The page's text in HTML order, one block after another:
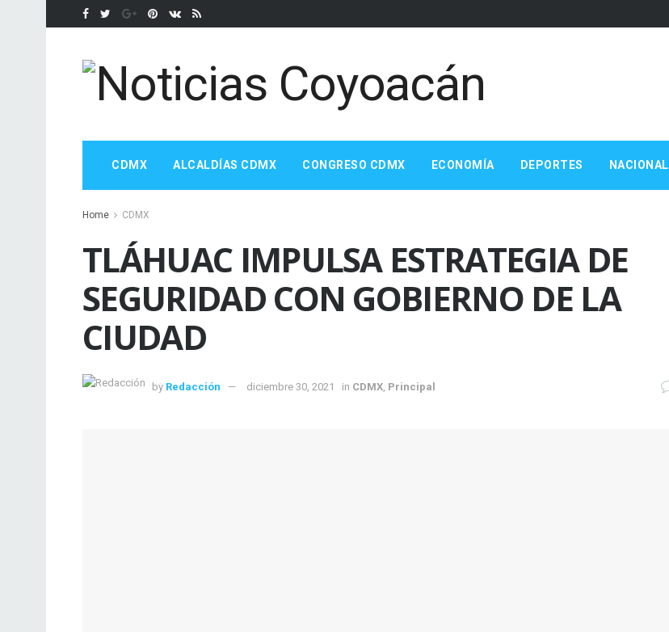
CDMX ALCALDÍAS CDMX CONGRESO CDMX ECONOMÍA DEPORTES NACIONAL
Home CDMX
TLÁHUAC IMPULSA ESTRATEGIA DE
SEGURIDAD CON GOBIERNO DE LA
CIUDAD
by Redacción diciembre 30, 2021 in CDMX Principal